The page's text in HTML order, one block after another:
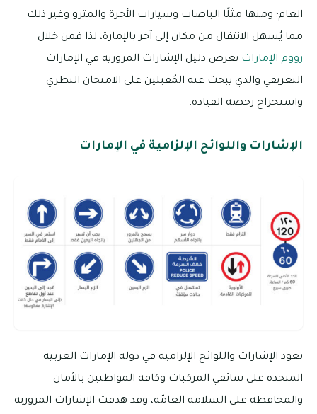
العام؛ ومنها مثلًا الباصات وسيارات الأجرة والمترو وغير ذلك
مما يُسهل الانتقال من مكان إلى آخر بالإمارة، لذا فمن خلال
زووم الإماراتنعرض دليل الإشارات المرورية في الإمارات
التعريفي والذي يبحث عنه المُقبلين على الامتحان النظري
واستخراج رخصة القيادة.
الإشارات واللوائح الإلزامية في الإمارات
تعود الإشارات واللوائح الإلزامية في دولة الإمارات العربية
المتحدة على سائقي المركبات وكافة المواطنين بالأمان
والمحافظة على السلامة العامّة، وقد هدفت الإشارات المرورية